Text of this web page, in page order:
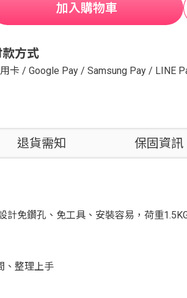
加入購物車
款方式
卡 / Google Pay / Samsung Pay / LINE
退貨需知 保固資訊
計免鑽孔、免工具、安裝容易，荷重
、整理上手